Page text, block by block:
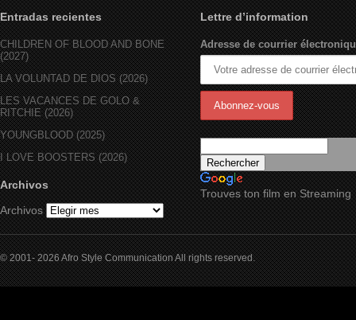
Entradas recientes
CHILDREN OF BLOOD AND BONE
(2027)
LA VOLUNTAD DE DIOS (2026)
LES VACANCES DE GOLO &
RITCHIE (2026)
YOUNGBLOOD (2025)
I LOVE BOOSTERS (2026)
Archivos
Archivos
Lettre d’information
Adresse de courrier
Trouves ton film en Streaming
© 2001- 2026 Afro Style Communication All rights reserved.